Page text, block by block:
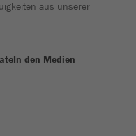
aus unserer
In den Medien